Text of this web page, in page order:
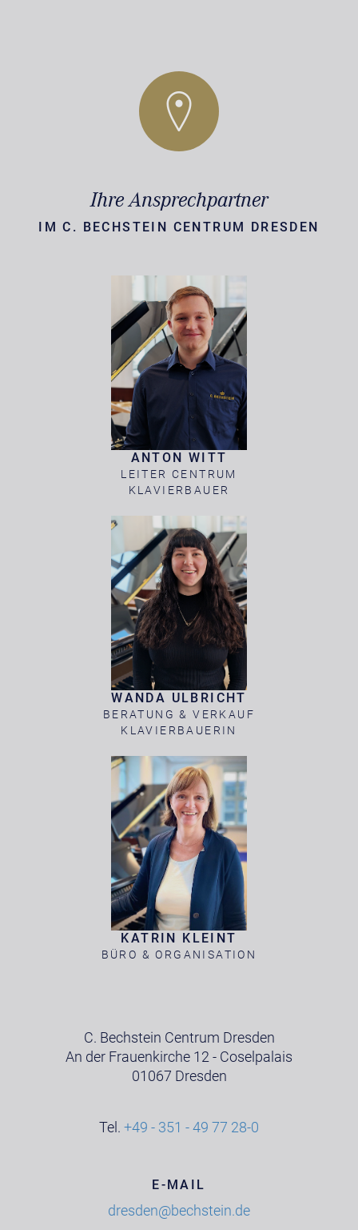
Ihre Ansprechpartner
IM C. BECHSTEIN CENTRUM DRESDEN
ANTON WITT
LEITER CENTRUM
KLAVIERBAUER
WANDA ULBRICHT
BERATUNG & VERKAUF
KLAVIERBAUERIN
KATRIN KLEINT
BÜRO & ORGANISATION
C. Bechstein Centrum Dresden
An der Frauenkirche 12 - Coselpalais
01067 Dresden
Tel. +49 - 351 - 49 77 28-0
E-MAIL
dresden@bechstein.de